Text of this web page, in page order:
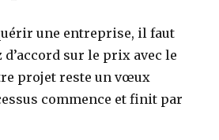
une entreprise, il faut
d’accord sur le prix avec le
projet reste un vœux
commence et finit par